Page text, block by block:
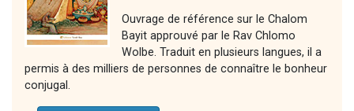
Ouvrage de référence sur le Chalom
Bayit approuvé par le Rav Chlomo
Wolbe. Traduit en plusieurs langues, il a
permis à des milliers de personnes de connaître le bonheur
conjugal.